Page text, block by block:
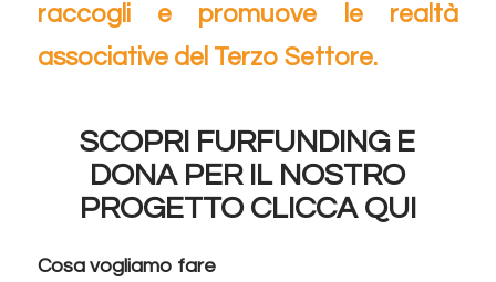
raccogli e promuove le realtà
associative del Terzo Settore.
SCOPRI FURFUNDING E
DONA PER IL NOSTRO
PROGETTO CLICCA QUI
Cosa vogliamo fare